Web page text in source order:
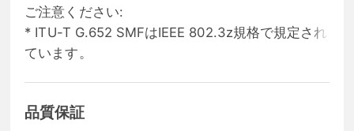
ご注意ください:
* ITU-T G.652 SMFはIEEE 802.3z規格で規定され
ています。
品質保証